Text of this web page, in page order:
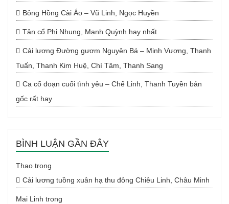
Bông Hồng Cài Áo – Vũ Linh, Ngọc Huyền
Tân cổ Phi Nhung, Mạnh Quỳnh hay nhất
Cải lương Đường gươm Nguyên Bá – Minh Vương, Thanh
Tuấn, Thanh Kim Huệ, Chí Tâm, Thanh Sang
Ca cổ đoạn cuối tình yêu – Chế Linh, Thanh Tuyền bản
gốc rất hay
BÌNH LUẬN GẦN ĐÂY
Thao trong
Cải lương tuồng xuân hạ thu đông Chiêu Linh, Châu Minh
Mai Linh trong